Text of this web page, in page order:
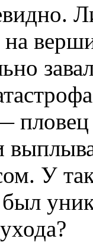
на
У
был